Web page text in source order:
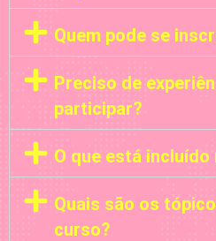
Quem pode se
Preciso de
participar?
O que está incluído
Quais são os
curso?